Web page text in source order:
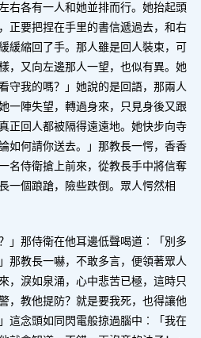
右各有一人和她並排而行。她抬起頭
正要把捏在手里的書信遞過去，和右
緩縮回了手。那人雖是回人裝束，可
，又向左邊那人一望，也似有異。她
守我的嗎？」她說的是回語，那兩人
一陣失望，轉過身來，只見身後又跟
正回人都被隔得遠遠地。她快步向寺
如何請你送去。」那教長一愕，香香
名侍衛搶上前來，從教長手中將信奪
一個踉蹌，險些跌倒。眾人愕然相
」那侍衛在他耳邊低聲喝道︰「別多
那教長一嚇，不敢多言，便領著眾人
，淚如泉涌，心中悲苦已極，這時只
，教他提防？就是要我死，也得讓他
這念頭如同閃電般掠過腦中︰「我在